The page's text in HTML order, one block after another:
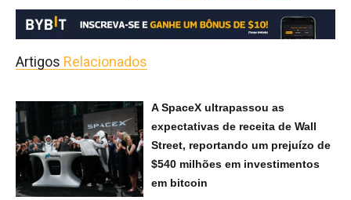
Artigos Relacionados
A SpaceX ultrapassou as
expectativas de receita de Wall
Street, reportando um prejuízo de
$540 milhões em investimentos
em bitcoin